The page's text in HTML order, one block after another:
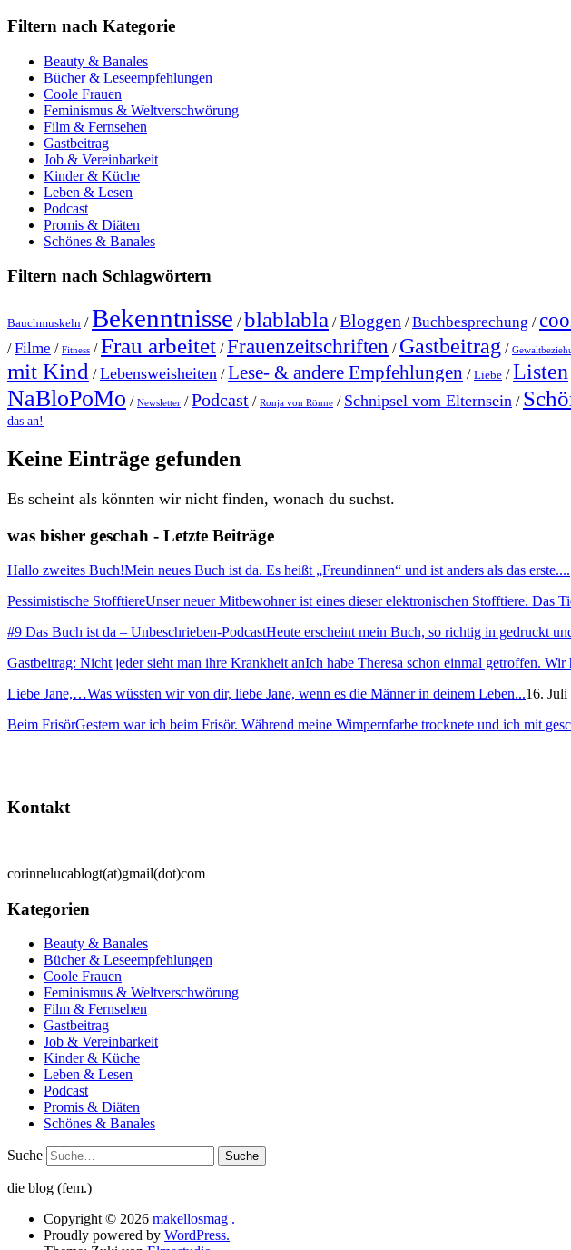
Filtern nach Kategorie
Beauty & Banales
Bücher & Leseempfehlungen
Coole Frauen
Feminismus & Weltverschwörung
Film & Fernsehen
Gastbeitrag
Job & Vereinbarkeit
Kinder & Küche
Leben & Lesen
Podcast
Promis & Diäten
Schönes & Banales
Filtern nach Schlagwörtern
Bauchmuskeln /Bekenntnisse /blablabla /Bloggen /Buchbesprechung /
/Filme / Fitness /Frau arbeitet /Frauenzeitschriften / Gastbeitrag /
mit Kind /Lebensweisheiten /Lese- & andere Empfehlungen / Liebe /Listen
NaBloPoMo / Newsletter /Podcast / Ronja von Rönne / Schnipsel vom Elternsein /
das an!
Keine Einträge gefunden
Es scheint als könnten wir nicht finden, wonach du suchst.
was bisher geschah - Letzte Beiträge
Hallo zweites Buch!Mein neues Buch ist da. Es heißt „Freundinnen“ und ist anders als das erste....
Pessimistische StofftiereUnser neuer Mitbewohner ist eines dieser elektronischen Stofftiere. Das
#9 Das Buch ist da – Unbeschrieben-PodcastHeute erscheint mein Buch, so richtig in gedruckt
Gastbeitrag: Nicht jeder sieht man ihre Krankheit anIch habe Theresa schon einmal getroffen.
Liebe Jane,…Was wüssten wir von dir, liebe Jane, wenn es die Männer in deinem Leben...16. Juli
Beim FrisörGestern war ich beim Frisör. Während meine Wimpernfarbe trocknete und ich mit
Kontakt
corinnelucablogt(at)gmail(dot)com
Kategorien
Beauty & Banales
Bücher & Leseempfehlungen
Coole Frauen
Feminismus & Weltverschwörung
Film & Fernsehen
Gastbeitrag
Job & Vereinbarkeit
Kinder & Küche
Leben & Lesen
Podcast
Promis & Diäten
Schönes & Banales
Suche
die blog (fem.)
Copyright © 2026 makellosmag .
Proudly powered by WordPress.